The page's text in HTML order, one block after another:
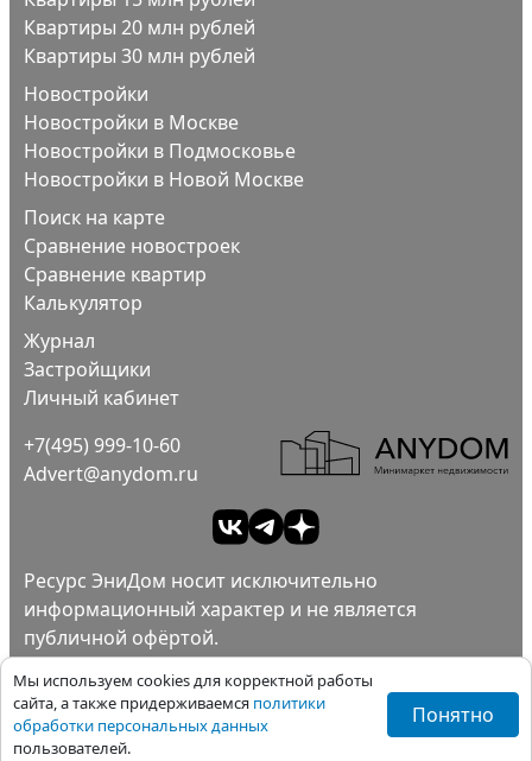
Мы используем cookies для корректной работы
сайта, а также придерживаемся политики
обработки персональных данных
пользователей.
Понятно
Квартиры 20 млн рублей
Квартиры 30 млн рублей
Новостройки
Новостройки в Москве
Новостройки в Подмосковье
Новостройки в Новой Москве
Поиск на карте
Сравнение новостроек
Сравнение квартир
Калькулятор
Журнал
Застройщики
Личный кабинет
+7(495) 999-10-60
Advert@anydom.ru
Ресурс ЭниДом носит исключительно
информационный характер и не является
публичной офёртой.
Пользовательское соглашение.
Политика конфиденциальности.
Все права защищены ©ЭниДом 2012-2026